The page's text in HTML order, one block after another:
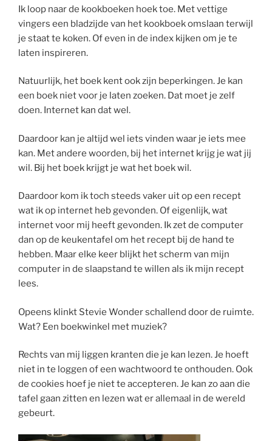
Ik loop naar de kookboeken hoek toe. Met vettige
vingers een bladzijde van het kookboek omslaan terwijl
je staat te koken. Of even in de index kijken om je te
laten inspireren.
Natuurlijk, het boek kent ook zijn beperkingen. Je kan
een boek niet voor je laten zoeken. Dat moet je zelf
doen. Internet kan dat wel.
Daardoor kan je altijd wel iets vinden waar je iets mee
kan. Met andere woorden, bij het internet krijg je wat jij
wil. Bij het boek krijgt je wat het boek wil.
Daardoor kom ik toch steeds vaker uit op een recept
wat ik op internet heb gevonden. Of eigenlijk, wat
internet voor mij heeft gevonden. Ik zet de computer
dan op de keukentafel om het recept bij de hand te
hebben. Maar elke keer blijkt het scherm van mijn
computer in de slaapstand te willen als ik mijn recept
lees.
Opeens klinkt Stevie Wonder schallend door de ruimte.
Wat? Een boekwinkel met muziek?
Rechts van mij liggen kranten die je kan lezen. Je hoeft
niet in te loggen of een wachtwoord te onthouden. Ook
de cookies hoef je niet te accepteren. Je kan zo aan die
tafel gaan zitten en lezen wat er allemaal in de wereld
gebeurt.